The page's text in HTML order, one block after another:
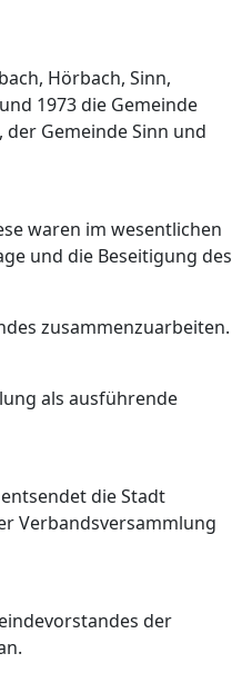
Hörbach, Sinn,
1973 die Gemeinde
Gemeinde Sinn und
waren im wesentlichen
und die Beseitigung des
zusammenzuarbeiten.
als ausführende
die Stadt
Verbandsversammlung
der